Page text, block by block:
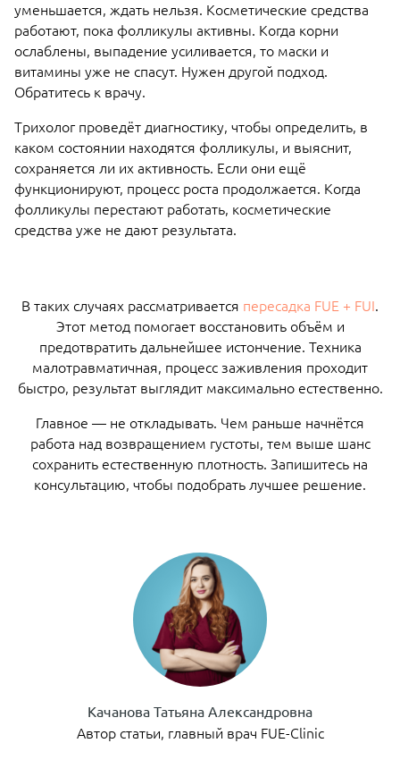
уменьшается, ждать нельзя. Косметические средства
работают, пока фолликулы активны. Когда корни
ослаблены, выпадение усиливается, то маски и
витамины уже не спасут. Нужен другой подход.
Обратитесь к врачу.
Трихолог проведёт диагностику, чтобы определить, в
каком состоянии находятся фолликулы, и выяснит,
сохраняется ли их активность. Если они ещё
функционируют, процесс роста продолжается. Когда
фолликулы перестают работать, косметические
средства уже не дают результата.
В таких случаях рассматривается пересадка FUE + FUI.
Этот метод помогает восстановить объём и
предотвратить дальнейшее истончение. Техника
малотравматичная, процесс заживления проходит
быстро, результат выглядит максимально естественно.
Главное — не откладывать. Чем раньше начнётся
работа над возвращением густоты, тем выше шанс
сохранить естественную плотность. Запишитесь на
консультацию, чтобы подобрать лучшее решение.
Качанова Татьяна Александровна
Автор статьи, главный врач FUE-Clinic